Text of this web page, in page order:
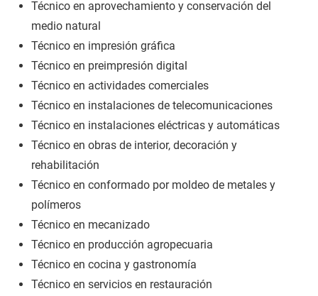
Técnico en aprovechamiento y conservación del
medio natural
Técnico en impresión gráfica
Técnico en preimpresión digital
Técnico en actividades comerciales
Técnico en instalaciones de telecomunicaciones
Técnico en instalaciones eléctricas y automáticas
Técnico en obras de interior, decoración y
rehabilitación
Técnico en conformado por moldeo de metales y
polímeros
Técnico en mecanizado
Técnico en producción agropecuaria
Técnico en cocina y gastronomía
Técnico en servicios en restauración